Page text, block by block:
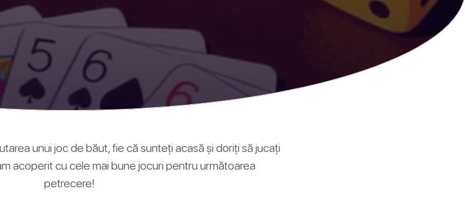
unui joc de băut, fie că sunteți acasă și doriți să jucați
acoperit cu cele mai bune jocuri pentru următoarea
petrecere!